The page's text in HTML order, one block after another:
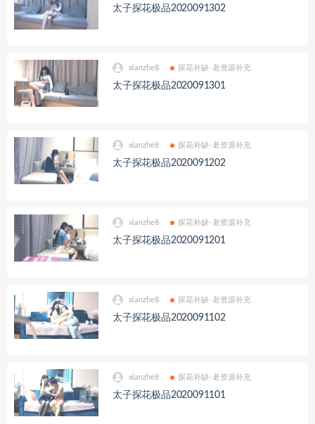
太子探花极品2020091302
xianzhe8 探花补缺-老资源补充
太子探花极品2020091301
xianzhe8 探花补缺-老资源补充
太子探花极品2020091202
xianzhe8 探花补缺-老资源补充
太子探花极品2020091201
xianzhe8 探花补缺-老资源补充
太子探花极品2020091102
xianzhe8 探花补缺-老资源补充
太子探花极品2020091101